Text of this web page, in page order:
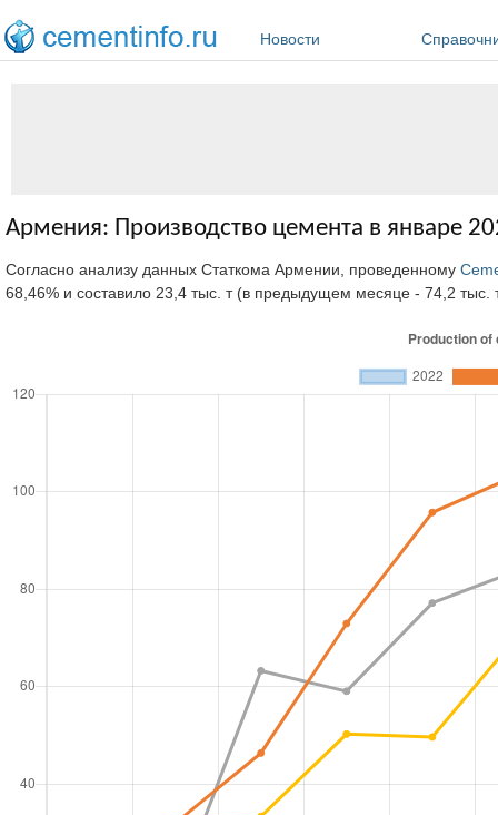
Новости
Армения: Производство цемента в январе
Согласно анализу данных Статкома Армении, проведенному
68,46% и составило 23,4 тыс. т (в предыдущем месяце - 74,2 тыс.